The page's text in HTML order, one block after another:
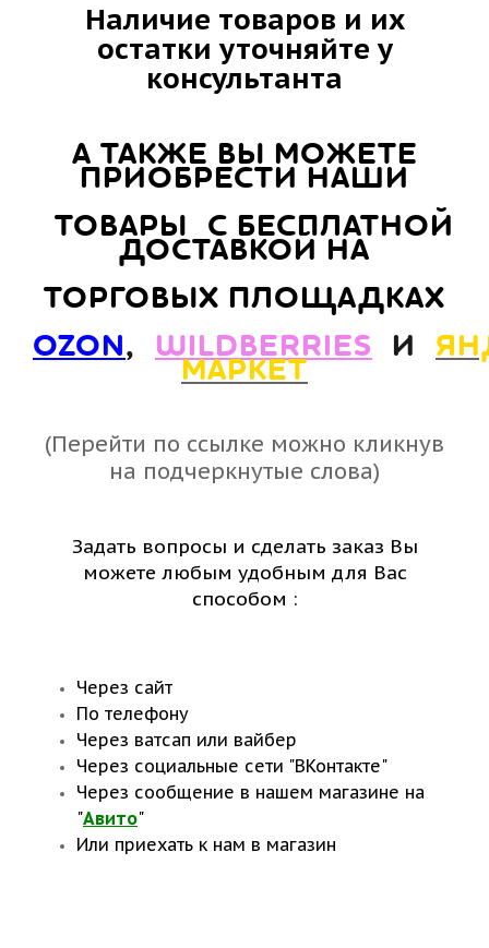
Наличие товаров и их
остатки уточняйте у
консультанта
А ТАКЖЕ ВЫ МОЖЕТЕ
ПРИОБРЕСТИ НАШИ
ТОВАРЫ С БЕСПЛАТНОЙ
ДОСТАВКОЙ НА
ТОРГОВЫХ ПЛОЩАДКАХ
OZON, WILDBERRIES И
МАРКЕТ
(Перейти по ссылке можно кликнув
на подчеркнутые слова)
Задать вопросы и сделать заказ Вы
можете любым удобным для Вас
способом :
Через сайт
По телефону
Через ватсап или вайбер
Через социальные сети "ВКонтакте"
Через сообщение в нашем магазине на
"Авито"
Или приехать к нам в магазин